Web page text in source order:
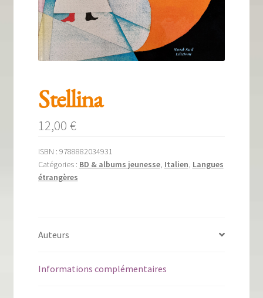
Tous nos livres
La qualité Lieux Dits
Nous contacter
Qui sommes-nous ?
Stellina
12,00 €
ISBN : 9788882034931
Catégories : BD & albums jeunesse, Italien, Langues
étrangères
Auteurs
Informations complémentaires